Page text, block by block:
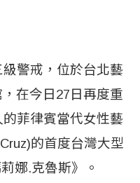
警戒，位於台北藝
在今日27日再度重
菲律賓當代女性藝
的首度台灣大型
娜.克魯斯》。